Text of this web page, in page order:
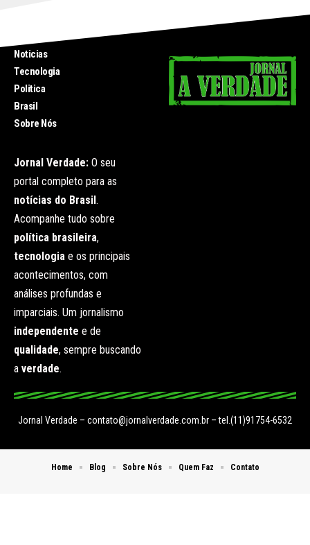
Noticias
Tecnologia
Politica
Brasil
Sobre Nós
Jornal Verdade: O seu
portal completo para as
notícias do Brasil .
Acompanhe tudo sobre
política brasileira,
tecnologia e os principais
acontecimentos, com
análises profundas e
imparciais. Um jornalismo
independente e de
qualidade, sempre buscando
a verdade.
Jornal Verdade – contato@jornalverdade.com.br – tel.(11)91754-6532
Home Blog Sobre Nós Quem Faz Contato